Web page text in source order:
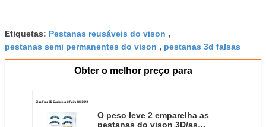
Etiquetas: Pestanas reusáveis do vison ,
pestanas semi permanentes do vison , pestanas 3d falsas
Obter o melhor preço para
O peso leve 2 emparelha as
pestanas do vison 3D/as